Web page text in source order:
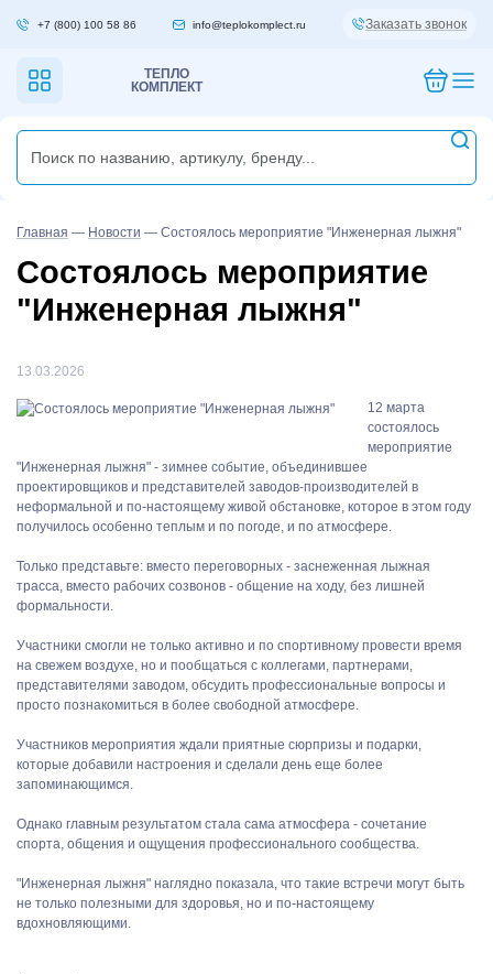
+7 (800) 100 58 86 info@teplokomplect.ru Заказать звонок
ТЕПЛО
КОМПЛЕКТ
Главная — Новости — Состоялось мероприятие "Инженерная лыжня"
Состоялось мероприятие
"Инженерная лыжня"
13.03.2026
12 марта
состоялось
мероприятие
"Инженерная лыжня" - зимнее событие, объединившее
проектировщиков и представителей заводов-производителей в
неформальной и по-настоящему живой обстановке, которое в этом году
получилось особенно теплым и по погоде, и по атмосфере.
Только представьте: вместо переговорных - заснеженная лыжная
трасса, вместо рабочих созвонов - общение на ходу, без лишней
формальности.
Участники смогли не только активно и по спортивному провести время
на свежем воздухе, но и пообщаться с коллегами, партнерами,
представителями заводом, обсудить профессиональные вопросы и
просто познакомиться в более свободной атмосфере.
Участников мероприятия ждали приятные сюрпризы и подарки,
которые добавили настроения и сделали день еще более
запоминающимся.
Однако главным результатом стала сама атмосфера - сочетание
спорта, общения и ощущения профессионального сообщества.
"Инженерная лыжня" наглядно показала, что такие встречи могут быть
не только полезными для здоровья, но и по-настоящему
вдохновляющими.